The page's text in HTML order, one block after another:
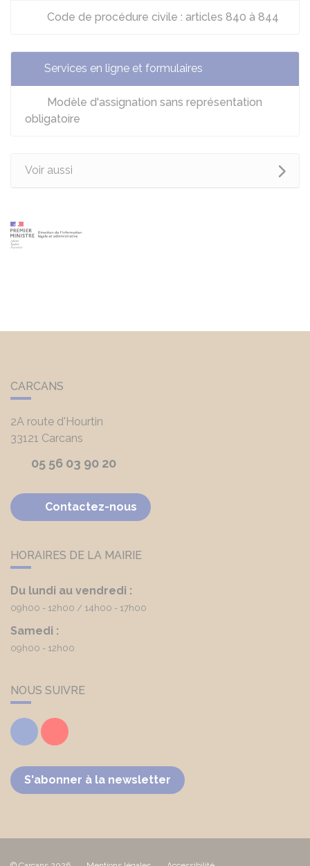
Code de procédure civile : articles 840 à 844
Services en ligne et formulaires
Modèle d'assignation sans représentation
obligatoire
Voir aussi
CARCANS
2A route d'Hourtin
33121 Carcans
05 56 03 90 20
Contactez-nous
HORAIRES DE LA MAIRIE
Du lundi au vendredi :
09h00 - 12h00 14h00 - 17h00
Samedi :
09h00 - 12h00
NOUS SUIVRE
FacebookYoutube
S'abonner à la newsletter